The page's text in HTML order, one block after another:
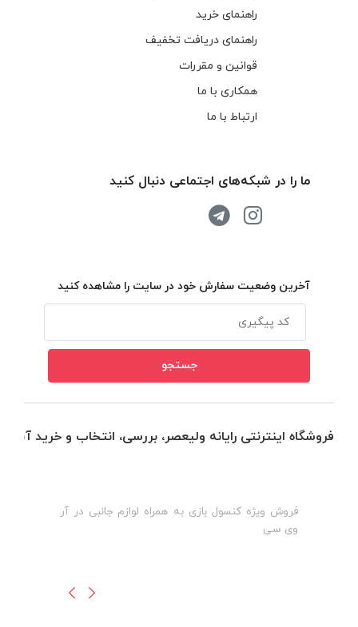
راهنمای خرید
راهنمای دریافت تخفیف
قوانین و مقررات
همکاری با ما
ارتباط با ما
ما را در شبکه‌های اجتماعی دنبال کنید
آخرین وضعیت سفارش خود در سایت را مشاهده کنید
فروشگاه اینترنتی رایانه ولیعصر، بررسی، انتخاب و خرید
فروش ویژه کنسول بازی به همراه لوازم جانبی در آر
وی سی